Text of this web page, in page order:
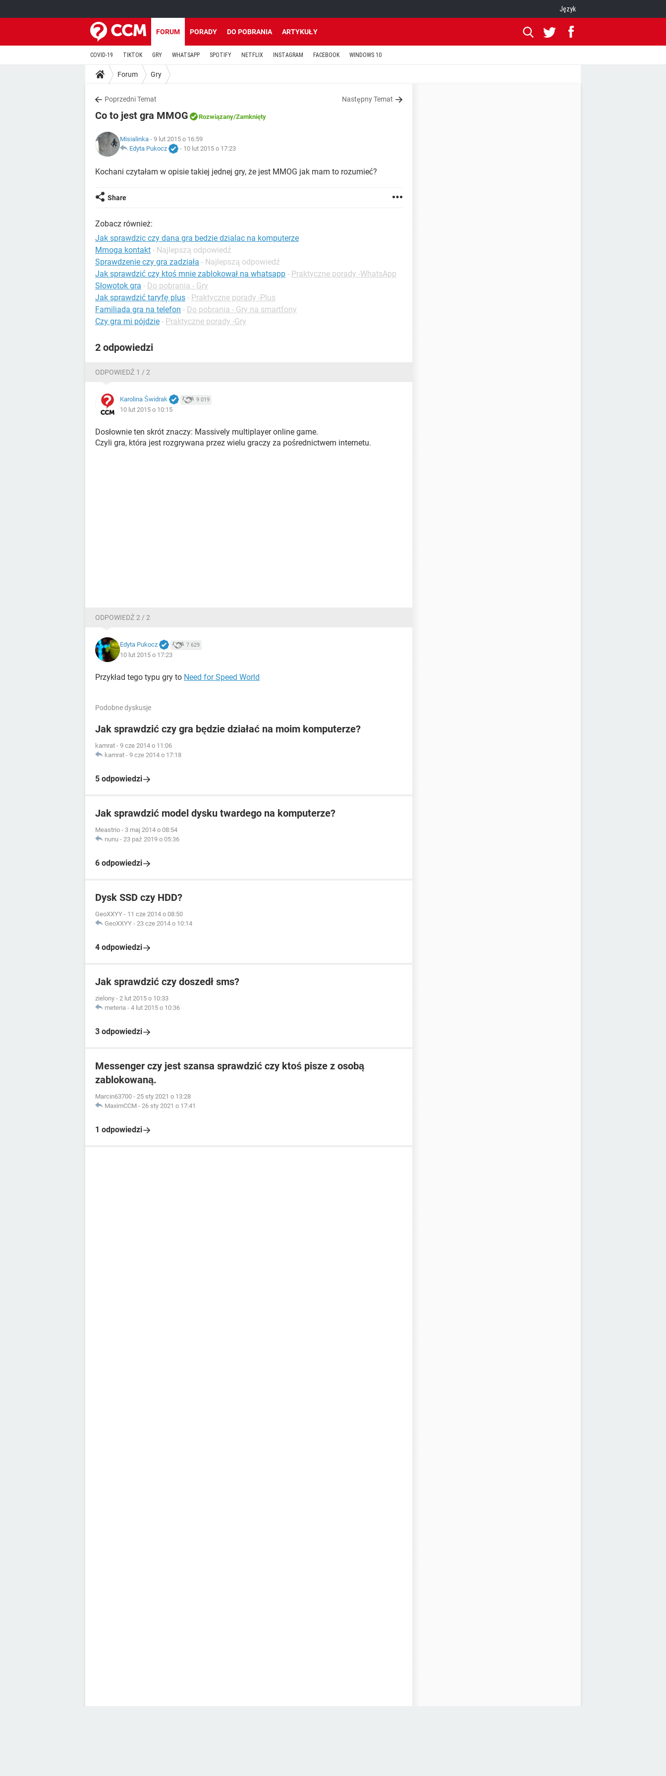
Język
FORUM PORADY DO POBRANIA ARTYKUŁY
COVID-19 TIKTOK GRY WHATSAPP SPOTIFY NETFLIX INSTAGRAM FACEBOOK WINDOWS 10
Forum Gry
Poprzedni Temat Następny Temat
Co to jest gra MMOG Rozwiązany/Zamknięty
Misialinka - 9 lut 2015 o 16:59
Edyta Pukocz
- 10 lut 2015 o 17:23
Kochani czytałam w opisie takiej jednej gry, że jest MMOG jak mam to rozumieć?
Share
Zobacz również:
Jak sprawdzic czy dana gra bedzie dzialac na komputerze
Mmoga kontakt - Najlepszą odpowiedź
Sprawdzenie czy gra zadziała - Najlepszą odpowiedź
Jak sprawdzić czy ktoś mnie zablokował na whatsapp - Praktyczne porady -WhatsApp
Słowotok gra - Do pobrania - Gry
Jak sprawdzić taryfę plus - Praktyczne porady -Plus
Familiada gra na telefon - Do pobrania - Gry na smartfony
Czy gra mi pójdzie - Praktyczne porady -Gry
2 odpowiedzi
ODPOWIEDŹ 1 / 2
Karolina Świdrak 9 019
10 lut 2015 o 10:15
Dosłownie ten skrót znaczy: Massively multiplayer online game.
Czyli gra, która jest rozgrywana przez wielu graczy za pośrednictwem internetu.
ODPOWIEDŹ 2 / 2
Edyta Pukocz 7 629
10 lut 2015 o 17:23
Przykład tego typu gry to Need for Speed World
Podobne dyskusje
Jak sprawdzić czy gra będzie działać na moim komputerze?
kamrat - 9 cze 2014 o 11:06
kamrat - 9 cze 2014 o 17:18
5 odpowiedzi
Jak sprawdzić model dysku twardego na komputerze?
Meastrio - 3 maj 2014 o 08:54
nunu - 23 paź 2019 o 05:36
6 odpowiedzi
Dysk SSD czy HDD?
GeoXXYY - 11 cze 2014 o 08:50
GeoXXYY - 23 cze 2014 o 10:14
4 odpowiedzi
Jak sprawdzić czy doszedł sms?
zielony - 2 lut 2015 o 10:33
meteria - 4 lut 2015 o 10:36
3 odpowiedzi
Messenger czy jest szansa sprawdzić czy ktoś pisze z osobą
zablokowaną.
Marcin63700 - 25 sty 2021 o 13:28
MaximCCM - 26 sty 2021 o 17:41
1 odpowiedzi